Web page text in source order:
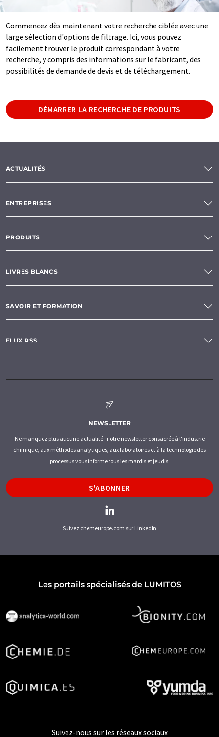
Commencez dès maintenant votre recherche ciblée avec une
large sélection d'options de filtrage. Ici, vous pouvez
facilement trouver le produit correspondant à votre
recherche, y compris des informations sur le fabricant, des
possibilités de demande de devis et de téléchargement.
DÉMARRER LA RECHERCHE DE PRODUITS
ACTUALITÉS
ENTREPRISES
PRODUITS
LIVRES BLANCS
SAVOIR ET FORMATION
FLUX RSS
NEWSLETTER
Ne manquez plus aucune actualité : notre newsletter consacrée à l'industrie
chimique, aux méthodes analytiques, aux laboratoires et à la technologie des
processus vous informe tous les mardis et jeudis.
S'ABONNER
Suivez chemeurope.com sur LinkedIn
Les portails spécialisés de LUMITOS
Suivez-nous sur les réseaux sociaux